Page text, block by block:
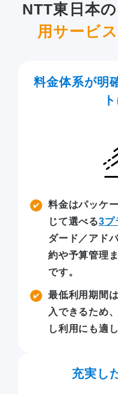
NTT東日本の
用サービス
料金体系が明
料金はパッケ
じて選べる3プ
ダード／アド
約や予算管理
です。
最低利用期間
入できるため
し利用にも適
充実し